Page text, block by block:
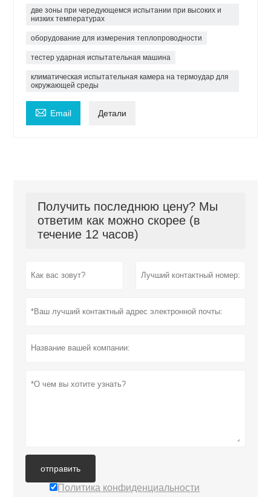
две зоны при чередующемся испытании при высоких и
низких температурах
оборудование для измерения теплопроводности
тестер ударная испытательная машина
климатическая испытательная камера на термоудар для
окружающей среды
 Email Детали
Получить последнюю цену? Мы
ответим как можно скорее (в
течение 12 часов)
отправить
Политика конфиденциальности